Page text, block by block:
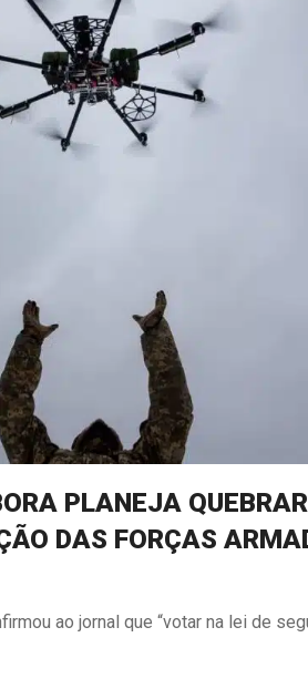
PLANEJA
DAS FORÇAS
ao jornal que “votar na lei de